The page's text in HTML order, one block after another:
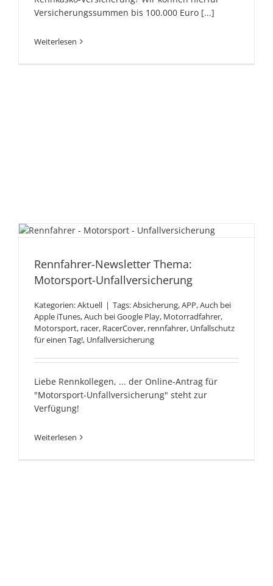
Versicherungssummen bis 100.000 Euro [...]
Weiterlesen
Rennfahrer-Newsletter
Unfallversicherung
Rennfahrer-Newsletter Thema:
Motorsport-Unfallversicherung
Kategorien:Aktuell | Tags:Absicherung,APP,Auch bei
Apple iTunes,Auch bei Google Play, Motorradfahrer,
Motorsport, racer, RacerCover, rennfahrer, Unfallschutz
für einen Tag!, Unfallversicherung
Liebe Rennkollegen, ... der Online-Antrag für
"Motorsport-Unfallversicherung" steht zur
Verfügung!
Weiterlesen